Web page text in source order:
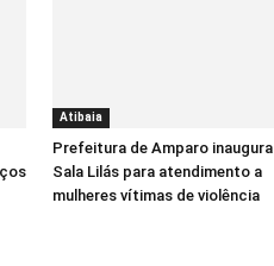
Atibaia
Prefeitura de Amparo inaugura
Sala Lilás para atendimento a
mulheres vítimas de violência